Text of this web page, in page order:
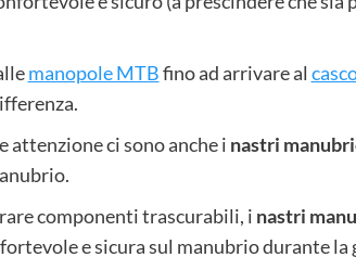
manopole MTBfino ad arrivare al
attenzione ci sono anche i nastri
componenti trascurabili, i nastri
e sicura sul manubrio durante la